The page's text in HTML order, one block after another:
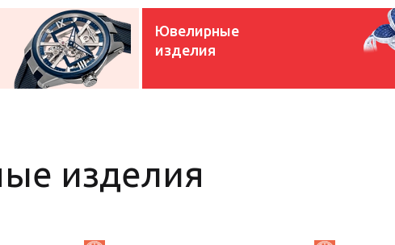
Ювелирные
изделия
изделия